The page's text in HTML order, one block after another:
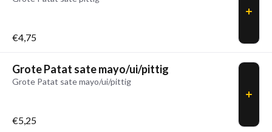
€4,75
Grote Patat sate mayo/ui/pittig
Grote Patat sate mayo/ui/pittig
€5,25